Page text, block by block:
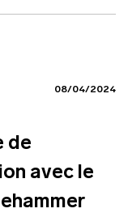
08/04/2024
de
avec le